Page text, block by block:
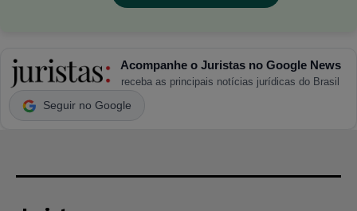
Acompanhe o Juristas no Google News
receba as principais notícias jurídicas do Brasil
Seguir no Google